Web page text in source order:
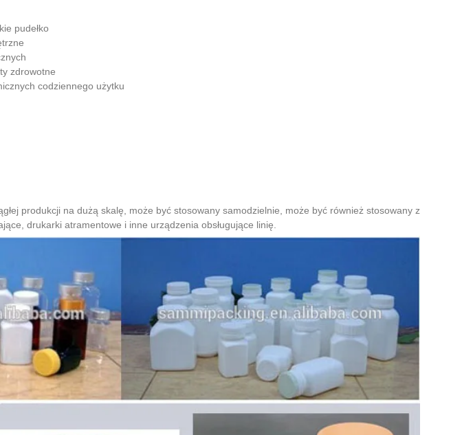
pudełko
zdrowotne
codziennego użytku
produkcji na dużą skalę, może być stosowany samodzielnie, może być również stosowany z
drukarki atramentowe i inne urządzenia obsługujące linię.